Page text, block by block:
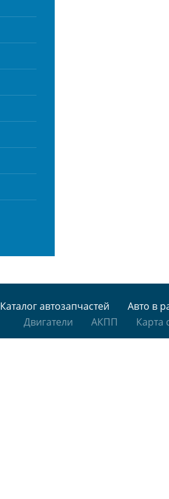
Каталог автозапчастей
Авто в
Двигатели
АКПП Карта